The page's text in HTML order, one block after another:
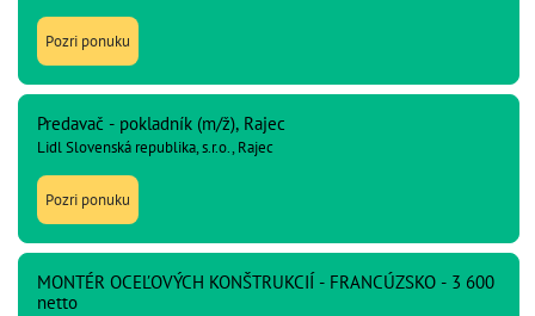
Pozri ponuku
Predavač - pokladník (m/ž), Rajec
Lidl Slovenská republika, s.r.o., Rajec
Pozri ponuku
MONTÉR OCEĽOVÝCH KONŠTRUKCIÍ - FRANCÚZSKO - 3 600
netto